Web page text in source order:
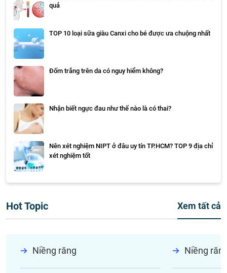
quả
TOP 10 loại sữa giàu Canxi cho bé được ưa chuộng nhất
Đốm trắng trên da có nguy hiểm không?
Nhận biết ngực đau như thế nào là có thai?
Nên xét nghiệm NIPT ở đâu uy tín TP.HCM? TOP 9 địa chỉ
xét nghiệm tốt
Hot Topic Xem tất cả
Niềng răng Niềng